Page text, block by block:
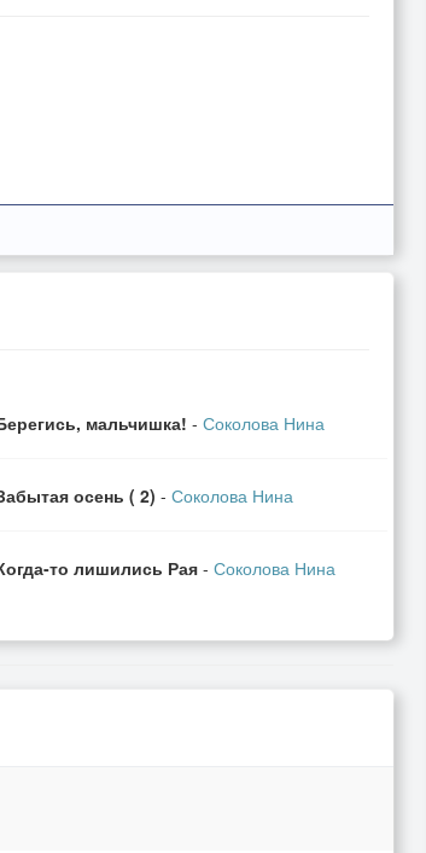
мальчишка! - Соколова Нина
осень ( 2) - Соколова Нина
то лишились Рая - Соколова Нина